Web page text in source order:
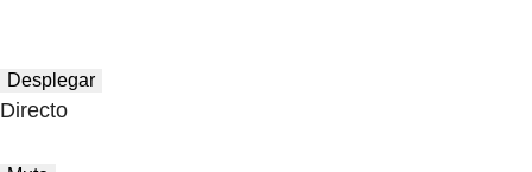
Desplegar
Directo